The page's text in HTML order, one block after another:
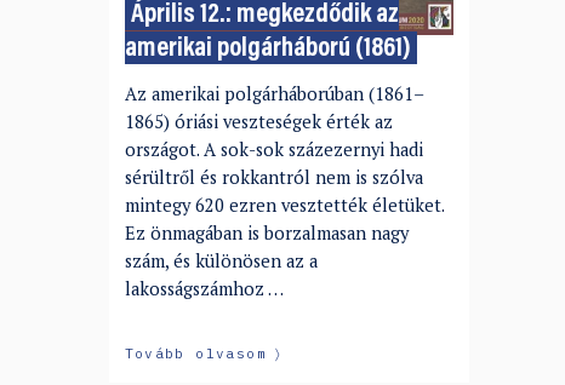
Április 12.: megkezdődik az
amerikai polgárháború (1861)
Az amerikai polgárháborúban (1861–
1865) óriási veszteségek érték az
országot. A sok-sok százezernyi hadi
sérültről és rokkantról nem is szólva
mintegy 620 ezren vesztették életüket.
Ez önmagában is borzalmasan nagy
szám, és különösen az a
lakosságszámhoz …
Tovább olvasom